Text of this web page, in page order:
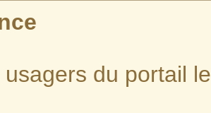
usagers du portail